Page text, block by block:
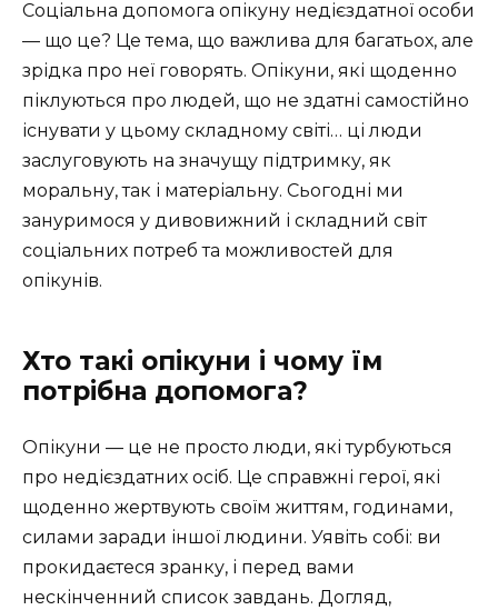
Соціальна допомога опікуну недієздатної особи
— що це? Це тема, що важлива для багатьох, але
зрідка про неї говорять. Опікуни, які щоденно
піклуються про людей, що не здатні самостійно
існувати у цьому складному світі… ці люди
заслуговують на значущу підтримку, як
моральну, так і матеріальну. Сьогодні ми
зануримося у дивовижний і складний світ
соціальних потреб та можливостей для
опікунів.
Хто такі опікуни і чому їм
потрібна допомога?
Опікуни — це не просто люди, які турбуються
про недієздатних осіб. Це справжні герої, які
щоденно жертвують своїм життям, годинами,
силами заради іншої людини. Уявіть собі: ви
прокидаєтеся зранку, і перед вами
нескінченний список завдань. Догляд,